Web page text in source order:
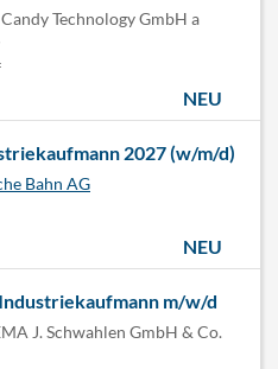
Technology GmbH a
NEU
2027 (w/m/d)
Bahn AG
NEU
m/w/d
J. Schwahlen GmbH & Co.